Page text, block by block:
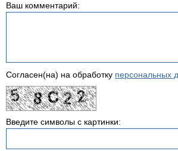
Ваш комментарий:
Согласен(на) на обработку персональных
Введите символы с картинки: